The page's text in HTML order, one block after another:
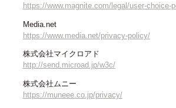
https://www.magnite.com/legal/user-choice-
Media.net
https://www.media.net/privacy-policy/
株式会社マイクロアド
http://send.microad.jp/w3c/
株式会社ムニー
https://muneee.co.jp/privacy/